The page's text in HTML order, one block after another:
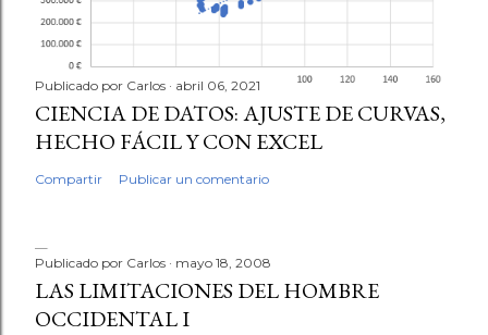
Publicado por Carlos abril 06, 2021
CIENCIA DE DATOS: AJUSTE DE CURVAS,
HECHO FÁCIL Y CON EXCEL
Compartir Publicar un comentario
Publicado por Carlos mayo 18, 2008
LAS LIMITACIONES DEL HOMBRE
OCCIDENTAL I